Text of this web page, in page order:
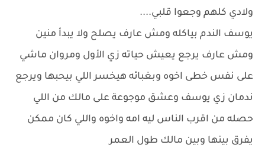
ولادي كلهم وجعوا قلبي....
يوسف الندم بياكله ومش عارف يصلح ولا يبدأ منين
ومش عارف يرجع يعيش حياته زي الأول ومروان ماشي
على نفس خطى اخوه وبغبائه هيخسر اللي بيحبها ويرجع
ندمان زي يوسف وعشق موجوعة على مالك من اللي
حصله من اقرب الناس ليه امه واخوه واللي كان ممكن
يفرق بينها وبين مالك طول العمر